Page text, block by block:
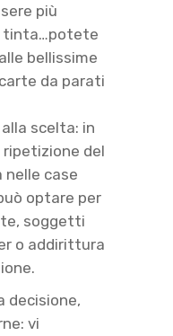
più
tinta…potete
bellissime
da parati
scelta: in
del
nelle case
optare per
soggetti
o addirittura
decisione,
vi